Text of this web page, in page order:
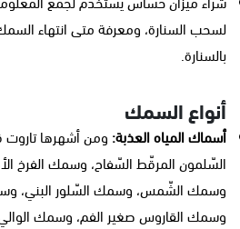
لسحب السنارة، ومعرفة متى انتهاء
بالسنارة.
أنواع السمك
أسماك المياه العذبة: ومن أشهرها
السّلمون المرقّط السّفاح، وسمك الفرخ
وسمك الشّمس، وسمك السّلور البني،
وسمك القاروس صغير الفم، وسمك